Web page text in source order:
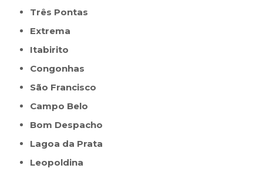
Três Pontas
Extrema
Itabirito
Congonhas
São Francisco
Campo Belo
Bom Despacho
Lagoa da Prata
Leopoldina